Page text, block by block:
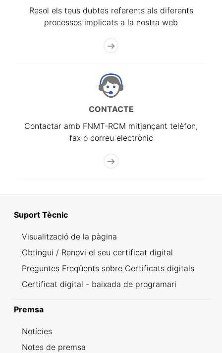
Resol els teus dubtes referents als diferents
processos implicats a la nostra web
CONTACTE
Contactar amb FNMT-RCM mitjançant telèfon,
fax o correu electrònic
Suport Tècnic
Visualització de la pàgina
Obtingui / Renovi el seu certificat digital
Preguntes Freqüents sobre Certificats digitals
Certificat digital - baixada de programari
Premsa
Notícies
Notes de premsa